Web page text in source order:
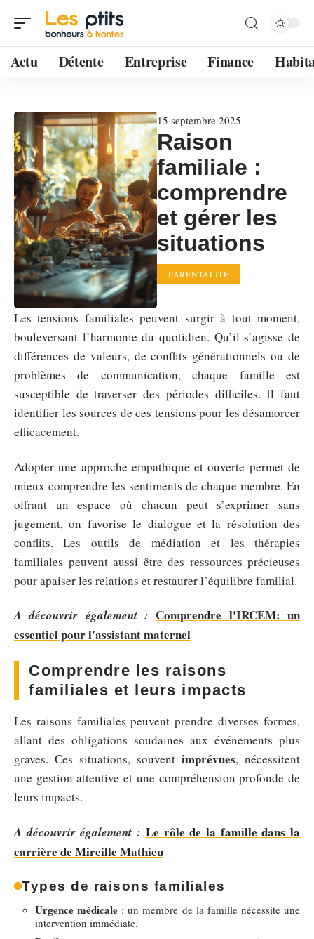
Actu Détente Entreprise Finance
15 septembre 2025
Raison
familiale :
comprendre
et gérer les
situations
PARENTALITÉ
Les tensions familiales peuvent surgir à tout moment,
bouleversant l’harmonie du quotidien. Qu’il s’agisse de
différences de valeurs, de conflits générationnels ou de
problèmes de communication, chaque famille est
susceptible de traverser des périodes difficiles. Il faut
identifier les sources de ces tensions pour les désamorcer
efficacement.
Adopter une approche empathique et ouverte permet de
mieux comprendre les sentiments de chaque membre. En
offrant un espace où chacun peut s’exprimer sans
jugement, on favorise le dialogue et la résolution des
conflits. Les outils de médiation et les thérapies
familiales peuvent aussi être des ressources précieuses
pour apaiser les relations et restaurer l’équilibre familial.
A découvrir également : Comprendre l'IRCEM: un
essentiel pour l'assistant maternel
Comprendre les raisons
familiales et leurs impacts
Les raisons familiales peuvent prendre diverses formes,
allant des obligations soudaines aux événements plus
graves. Ces situations, souvent imprévues, nécessitent
une gestion attentive et une compréhension profonde de
leurs impacts.
A découvrir également : Le rôle de la famille dans la
carrière de Mireille Mathieu
Types de raisons familiales
Urgence médicale : un membre de la famille nécessite une
intervention immédiate.